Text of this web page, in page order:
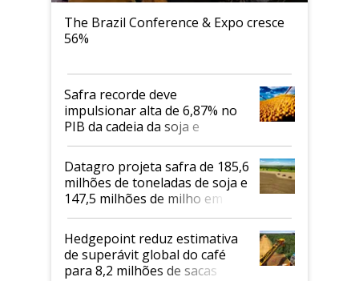
The Brazil Conference & Expo cresce
56%
Safra recorde deve
impulsionar alta de 6,87% no
PIB da cadeia da soja e
biodiesel em 2026
Datagro projeta safra de 185,6
milhões de toneladas de soja e
147,5 milhões de milho em
2026/27
Hedgepoint reduz estimativa
de superávit global do café
para 8,2 milhões de sacas